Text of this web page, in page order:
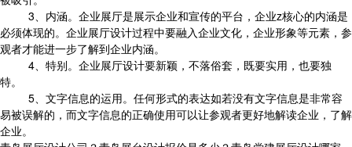
3、内涵。企业展厅是展示企业和宣传的平台，企业z核心的内涵是
必须体现的。企业展厅设计过程中要融入企业文化，企业形象等元素，参
观者才能进一步了解到企业内涵。
4、特别。企业展厅设计要新颖，不落俗套，既要实用，也要独
特。
5、文字信息的运用。任何形式的表达如若没有文字信息是非常容
易被误解的，而文字信息的正确使用可以让参观者更好地解读企业，了解
企业。